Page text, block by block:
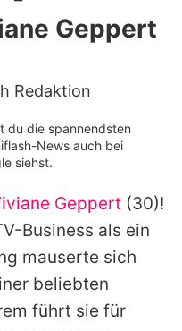
Geppert
Redaktion
du die spannendsten
News auch bei
siehst.
Geppert (30)!
Business als ein
mauserte sich
beliebten
führt sie für